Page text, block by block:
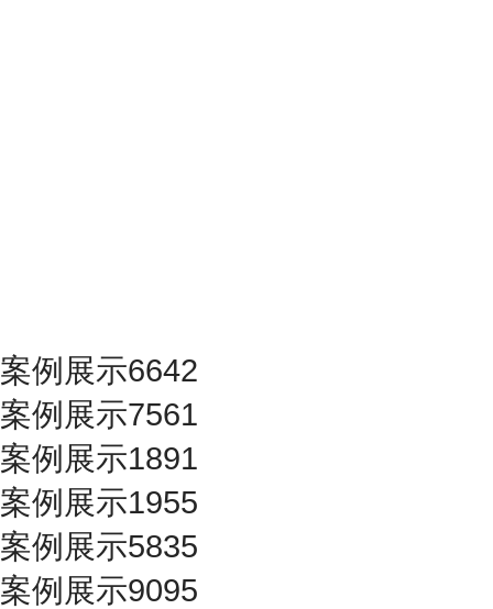
案例展示6642
案例展示7561
案例展示1891
案例展示1955
案例展示5835
案例展示9095